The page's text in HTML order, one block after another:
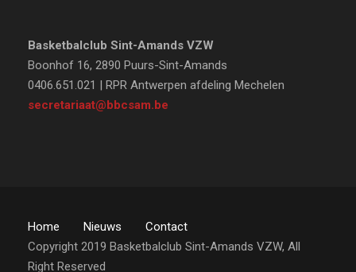
Basketbalclub Sint-Amands VZW
Boonhof 16, 2890 Puurs-Sint-Amands
0406.651.021 | RPR Antwerpen afdeling Mechelen
secretariaat@bbcsam.be
Home Nieuws
Contact
Copyright 2019 Basketbalclub Sint-Amands VZW, All
Right Reserved